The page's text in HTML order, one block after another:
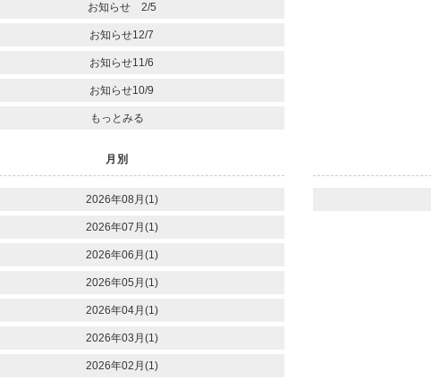
お知らせ 2/5
お知らせ12/7
お知らせ11/6
お知らせ10/9
もっとみる
月別
2026年08月(1)
2026年07月(1)
2026年06月(1)
2026年05月(1)
2026年04月(1)
2026年03月(1)
2026年02月(1)